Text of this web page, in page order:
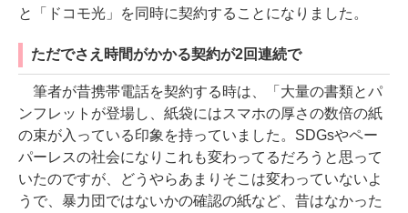
と「ドコモ光」を同時に契約することになりました。
ただでさえ時間がかかる契約が2回連続で
筆者が昔携帯電話を契約する時は、「大量の書類とパ
ンフレットが登場し、紙袋にはスマホの厚さの数倍の紙
の束が入っている印象を持っていました。SDGsやペー
パーレスの社会になりこれも変わってるだろうと思って
いたのですが、どうやらあまりそこは変わっていないよ
うで、暴力団ではないかの確認の紙など、昔はなかった